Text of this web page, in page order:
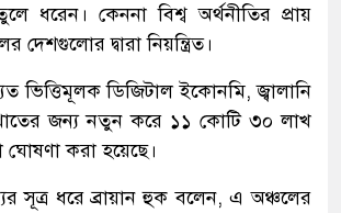
ধরেন। কেননা বিশ্ব অর্থনীতির প্রায়
দেশগুলোর দ্বারা নিয়ন্ত্রিত।
ভিত্তিমূলক ডিজিটাল ইকোনমি, জ্বালানি
জন্য নতুন করে ১১ কোটি ৩০ লাখ
ঘোষণা করা হয়েছে।
সূত্র ধরে ব্রায়ান হুক বলেন, এ অঞ্চলের